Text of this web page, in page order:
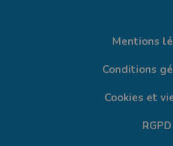
Mentions
Conditions
Cookies et
RGPD